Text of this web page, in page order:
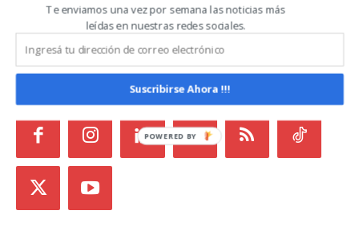
ACERCA DE NOSOTROS
Noticias de Campo es un medio independiente
focalizado en Redes Sociales que intenta aglutinar
todas las noticias del sector en un sólo lugar.
Te enviamos una vez por semana las noticias más
leídas en nuestras redes sociales.
Suscribirse Ahora !!!
POWERED BY